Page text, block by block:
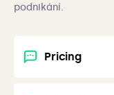
podnikání.
Pricing